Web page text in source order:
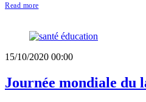
Read more
15/10/2020 00:00
Journée mondiale du